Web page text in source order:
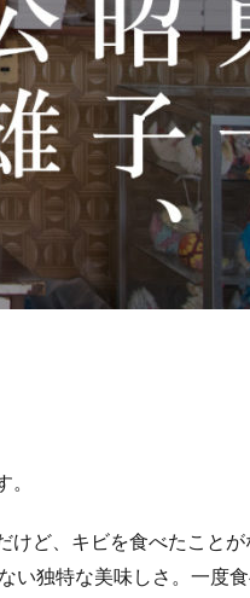
けど、キビを食べたことが
い独特な美味しさ。一度